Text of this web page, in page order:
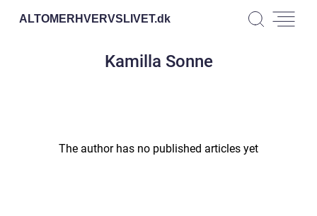
ALTOMERHVERVSLIVET.dk
Kamilla Sonne
The author has no published articles yet